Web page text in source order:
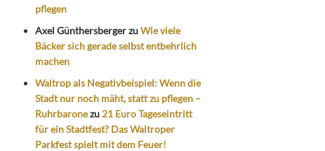
pflegen
Axel GünthersbergerzuWie viele
Bäcker sich gerade selbst entbehrlich
machen
Waltrop als Negativbeispiel: Wenn die
Stadt nur noch mäht, statt zu pflegen –
Ruhrbaronezu 21 Euro Tageseintritt
für ein Stadtfest? Das Waltroper
Parkfest spielt mit dem Feuer!